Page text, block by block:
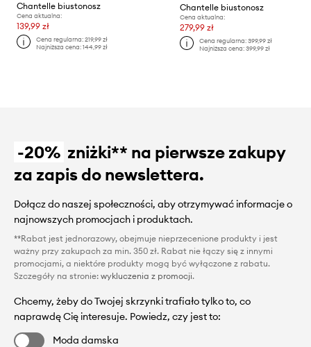
Chantelle biustonosz
Cena aktualna:
139,99 zł
Cena regularna:219,99 zł
Najniższa cena:144,99 zł
Chantelle biustonosz
Cena aktualna:
279,99 zł
Cena regularna: 399,99 zł
Najniższa cena: 399,99 zł
-20% zniżki** na pierwsze zakupy
za zapis do newslettera.
Dołącz do naszej społeczności, aby otrzymywać informacje o
najnowszych promocjach i produktach.
**Rabat jest jednorazowy, obejmuje nieprzecenione produkty i jest
ważny przy zakupach za min. 350 zł. Rabat nie łączy się z innymi
promocjami, a niektóre produkty mogą być wyłączone z rabatu.
Szczegóły na stronie: wykluczenia z promocji.
Chcemy, żeby do Twojej skrzynki trafiało tylko to, co
naprawdę Cię interesuje. Powiedz, czy jest to:
Moda damska